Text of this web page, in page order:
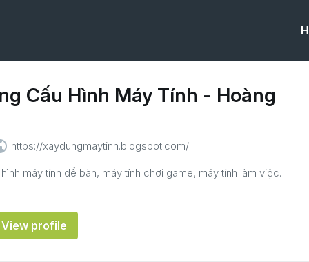
Cấu Hình Máy Tính - Hoàng
https://xaydungmaytinh.blogspot.com/
máy tính để bàn, máy tính chơi game, máy tính làm việc.
View profile